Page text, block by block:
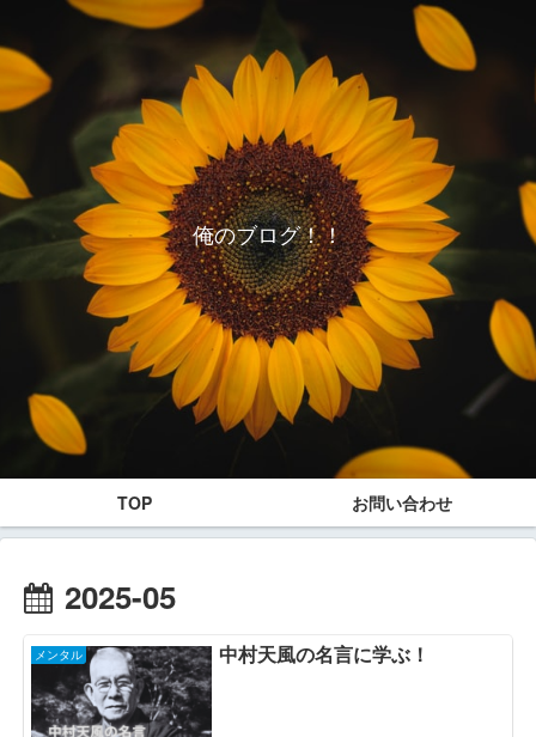
俺のブログ！！
TOP お問い合わせ
2025-05
メンタル 中村天風の名言に学ぶ！